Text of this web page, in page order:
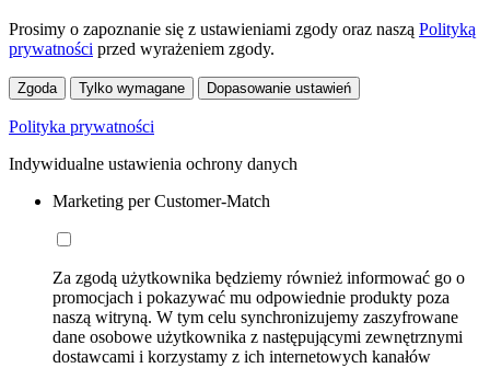
Prosimy o zapoznanie się z ustawieniami zgody oraz naszą Polityką
prywatności przed wyrażeniem zgody.
Zgoda Tylko wymagane Dopasowanie ustawień
Polityka prywatności
Indywidualne ustawienia ochrony danych
Marketing per Customer-Match
Za zgodą użytkownika będziemy również informować go o
promocjach i pokazywać mu odpowiednie produkty poza
naszą witryną. W tym celu synchronizujemy zaszyfrowane
dane osobowe użytkownika z następującymi zewnętrznymi
dostawcami i korzystamy z ich internetowych kanałów